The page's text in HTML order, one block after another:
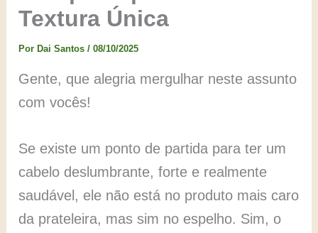
Textura Única
PorDai Santos/08/10/2025
Gente, que alegria mergulhar neste assunto
com vocês!
Se existe um ponto de partida para ter um
cabelo deslumbrante, forte e realmente
saudável, ele não está no produto mais caro
da prateleira, mas sim no espelho. Sim, o